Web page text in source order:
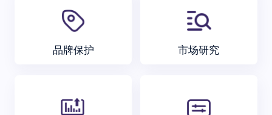
品牌保护 市场研究